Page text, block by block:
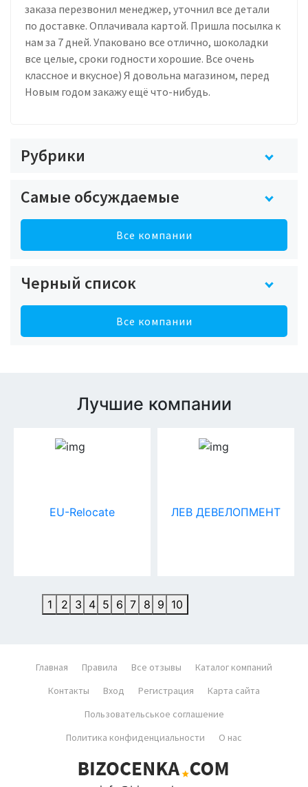
заказа перезвонил менеджер, уточнил все детали
по доставке. Оплачивала картой. Пришла посылка к
нам за 7 дней. Упаковано все отлично, шоколадки
все целые, сроки годности хорошие. Все очень
классное и вкусное) Я довольна магазином, перед
Новым годом закажу ещё что-нибудь.
Рубрики
Самые обсуждаемые
Все компании
Черный список
Все компании
Лучшие компании
EU-Relocate ЛЕВ ДЕВЕЛОПМЕНТ
1 2 3 4 5 6 7 8 9 10
Главная Правила Все отзывы
Каталог компаний
Контакты
Вход Регистрация
Карта сайта
Пользовательськое соглашение
Политика конфиденциальности
О нас